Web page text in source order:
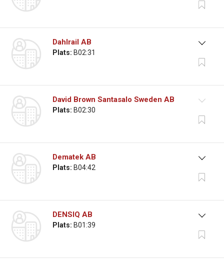
Dahlrail AB
Plats: B02:31
David Brown Santasalo Sweden AB
Plats: B02:30
Dematek AB
Plats: B04:42
DENSIQ AB
Plats: B01:39